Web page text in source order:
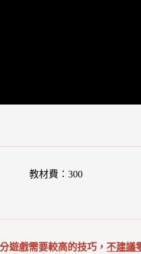
教材費：300
遊戲需要較高的技巧，不建議